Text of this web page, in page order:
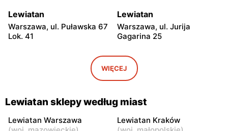
Lewiatan
Warszawa, ul. Puławska 67
Lok. 41
Lewiatan
Warszawa, ul. Jurija
Gagarina 25
Warszawa, ul. Egipska 4
Lewiatan
Warszawa, ul. Elbląska 37
Warszawa, ul. Erazma
Warszawa, ul.
Międzyborska 48
Lewiatan Lewiatan
WIĘCEJ
Lewiatan sklepy według miast
Lewiatan Warszawa
Lewiatan Kraków